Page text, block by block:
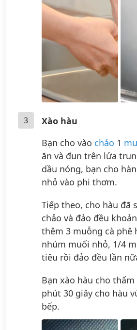
3
Xào hàu
Bạn cho vào chảo 1
ăn và đun trên lửa
dầu nóng, bạn cho
nhỏ vào phi thơm.
Tiếp theo, cho hàu đã
chảo và đảo đều
thêm 3 muỗng cà phê
nhúm muối nhỏ, 1/4
tiêu rồi đảo đều lần
Bạn xào hàu cho
phút 30 giây cho hàu
bếp.